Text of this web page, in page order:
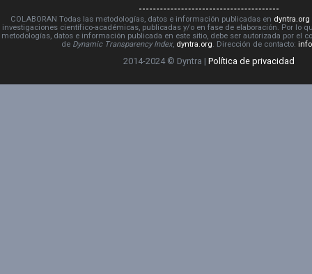
COLABORAN Todas las metodologías, datos e información publicadas en dyntra.org
investigaciones científico-académicas, publicadas y/o en fase de elaboración. Por lo
metodologías, datos e información publicada en este sitio, debe ser autorizada por el
de Dynamic Transparency Index, dyntra.org. Dirección de contacto:
2014-2024 © Dyntra | Política de privacidad